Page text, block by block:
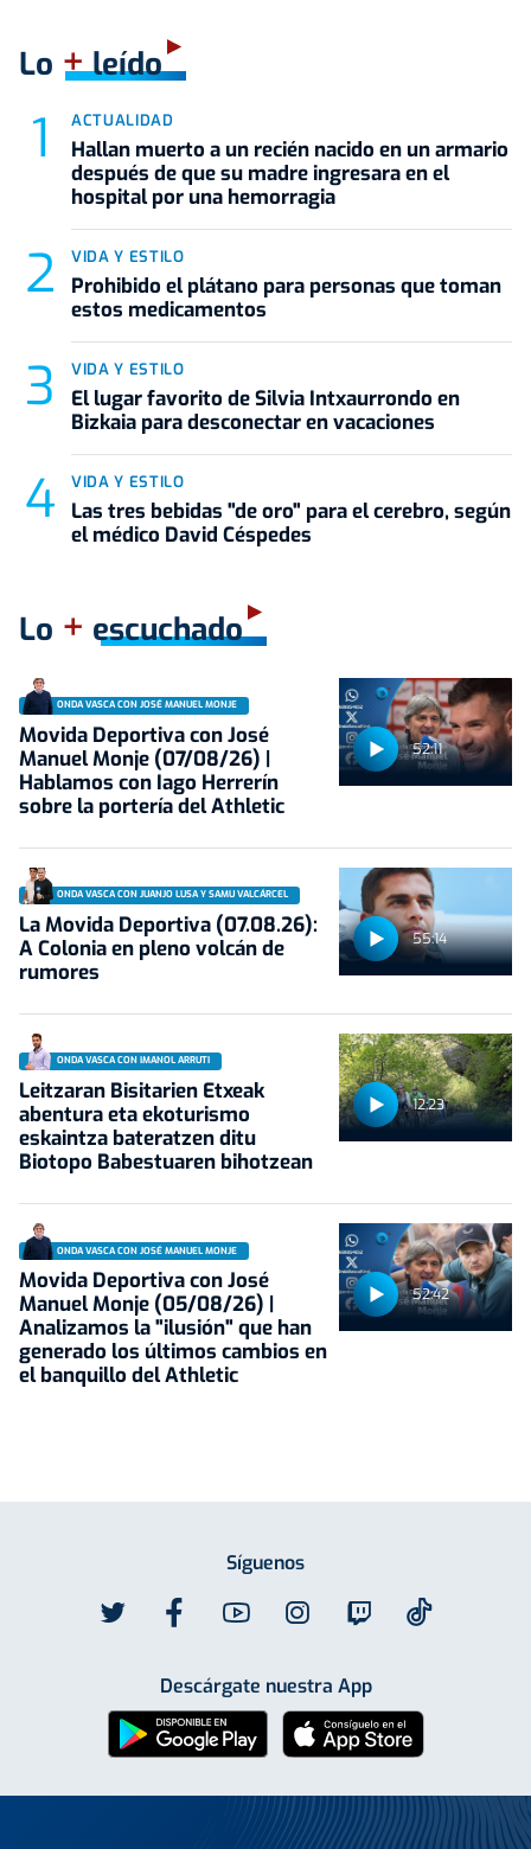
Lo +leído
ACTUALIDAD
Hallan muerto a un recién nacido en un armario
después de que su madre ingresara en el
hospital por una hemorragia
VIDA Y ESTILO
Prohibido el plátano para personas que toman
estos medicamentos
VIDA Y ESTILO
El lugar favorito de Silvia Intxaurrondo en
Bizkaia para desconectar en vacaciones
VIDA Y ESTILO
Las tres bebidas "de oro" para el cerebro, según
el médico David Céspedes
Lo + escuchado
52:11
ONDA VASCA CON JOSÉ MANUEL MONJE
Movida Deportiva con José
Manuel Monje (07/08/26) |
Hablamos con Iago Herrerín
sobre la portería del Athletic
55:14
ONDA VASCA CON JUANJO LUSA Y SAMU VALCÁRCEL
La Movida Deportiva (07.08.26):
A Colonia en pleno volcán de
rumores
12:23
ONDA VASCA CON IMANOL ARRUTI
Leitzaran Bisitarien Etxeak
abentura eta ekoturismo
eskaintza bateratzen ditu
Biotopo Babestuaren bihotzean
52:42
ONDA VASCA CON JOSÉ MANUEL MONJE
Movida Deportiva con José
Manuel Monje (05/08/26) |
Analizamos la "ilusión" que han
generado los últimos cambios en
el banquillo del Athletic
Síguenos
Descárgate nuestra App